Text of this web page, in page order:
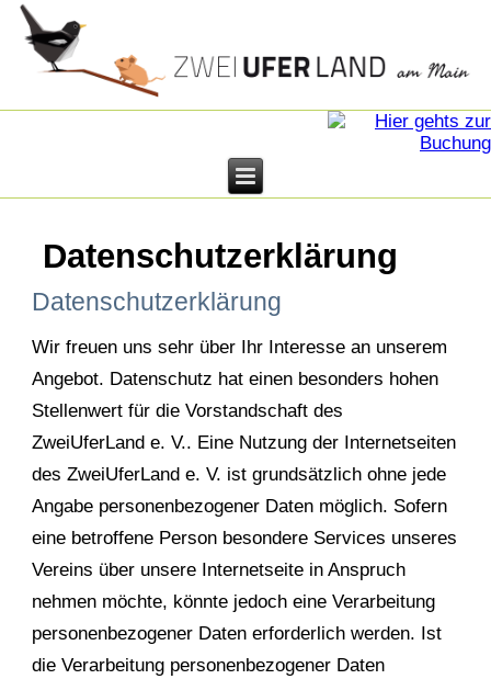
Datenschutzerklärung
Datenschutzerklärung
Wir freuen uns sehr über Ihr Interesse an unserem
Angebot. Datenschutz hat einen besonders hohen
Stellenwert für die Vorstandschaft des
ZweiUferLand e. V.. Eine Nutzung der Internetseiten
des ZweiUferLand e. V. ist grundsätzlich ohne jede
Angabe personenbezogener Daten möglich. Sofern
eine betroffene Person besondere Services unseres
Vereins über unsere Internetseite in Anspruch
nehmen möchte, könnte jedoch eine Verarbeitung
personenbezogener Daten erforderlich werden. Ist
die Verarbeitung personenbezogener Daten